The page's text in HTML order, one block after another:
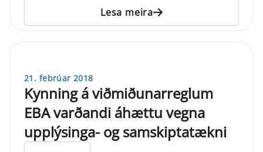
Lesa meira
21. febrúar 2018
Kynning á viðmiðunarreglum
EBA varðandi áhættu vegna
upplýsinga- og samskiptatækni